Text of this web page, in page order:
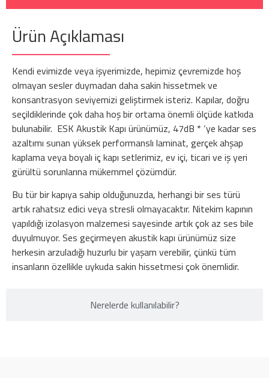
Nerelerde kullanılabilir?​
Ürün Açıklaması
Kendi evimizde veya işyerimizde, hepimiz çevremizde hoş
olmayan sesler duymadan daha sakin hissetmek ve
konsantrasyon seviyemizi geliştirmek isteriz. Kapılar, doğru
seçildiklerinde çok daha hoş bir ortama önemli ölçüde katkıda
bulunabilir. ESK Akustik Kapı ürünümüz, 47dB * ‘ye kadar ses
azaltımı sunan yüksek performanslı laminat, gerçek ahşap
kaplama veya boyalı iç kapı setlerimiz, ev içi, ticari ve iş yeri
gürültü sorunlarına mükemmel çözümdür.
Bu tür bir kapıya sahip olduğunuzda, herhangi bir ses türü
artık rahatsız edici veya stresli olmayacaktır. Nitekim kapının
yapıldığı izolasyon malzemesi sayesinde artık çok az ses bile
duyulmuyor. Ses geçirmeyen akustik kapı ürünümüz size
herkesin arzuladığı huzurlu bir yaşam verebilir, çünkü tüm
insanların özellikle uykuda sakin hissetmesi çok önemlidir.